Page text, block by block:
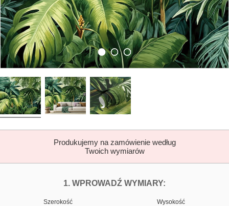
Produkujemy na zamówienie według
Twoich wymiarów
1. WPROWADŹ WYMIARY:
Szerokość Wysokość